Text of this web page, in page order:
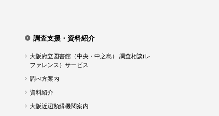
調査支援・資料紹介
大阪府立図書館（中央・中之島） 調査相談(レ
ファレンス）サービス
調べ方案内
資料紹介
大阪近辺類縁機関案内